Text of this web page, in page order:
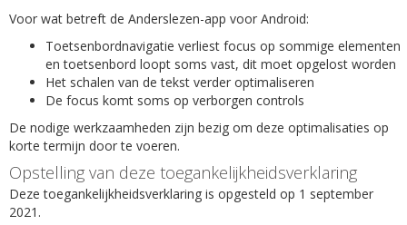
Voor wat betreft de Anderslezen-app voor Android:
Toetsenbordnavigatie verliest focus op sommige elementen
en toetsenbord loopt soms vast, dit moet opgelost worden
Het schalen van de tekst verder optimaliseren
De focus komt soms op verborgen controls
De nodige werkzaamheden zijn bezig om deze optimalisaties op
korte termijn door te voeren.
Opstelling van deze toegankelijkheidsverklaring
Deze toegankelijkheidsverklaring is opgesteld op 1 september
2021.